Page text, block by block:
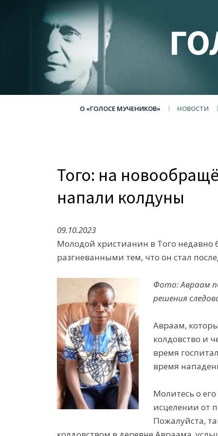
О «ГОЛОСЕ МУЧЕНИКОВ» НОВОСТИ
Того: на
напали колдуны
09.10.2023
Молодой христианин в Того
разгневанными тем, что он стал
Фото: Авраам
решения
Авраам,
колдовство и
время
время
Молитесь о
исцелении от
Пожалуйста,